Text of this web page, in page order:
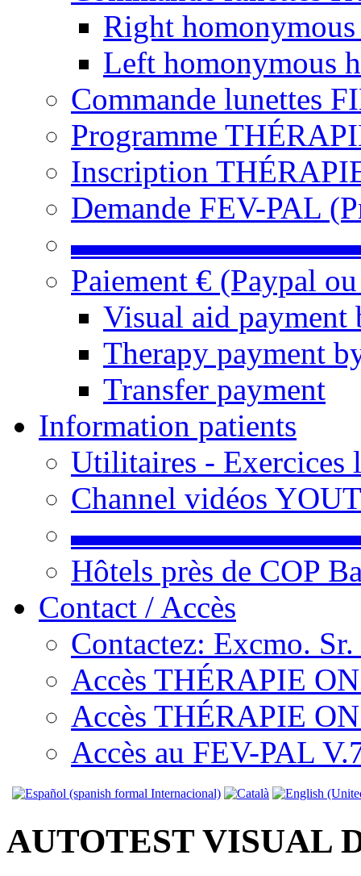
Right
Left homonymous
Commande lunettes
Programme
Inscription
Demande FEV-PAL
Paiement € (Paypal
Visual aid payment
Therapy payment
Transfer payment
Information patients
Utilitaires - Exercices
Channel vidéos
Hôtels près de COP
Contact / Accès
Contactez: Excmo.
Accès THÉRAPIE
Accès THÉRAPIE
Accès au FEV-PAL
AUTOTEST VISUAL